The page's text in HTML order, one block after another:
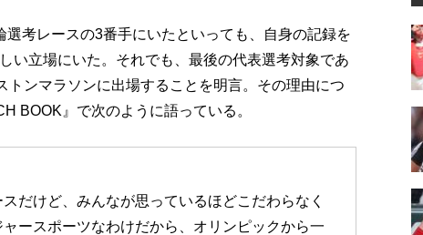
考レースの3番手にいたといっても、自身の記録を
い立場にいた。それでも、最後の代表選考対象であ
トンマラソンに出場することを明言。その理由につ
BOOK』で次のように語っている。
だけど、みんなが思っているほどこだわらなく
ースポーツなわけだから、オリンピックから一